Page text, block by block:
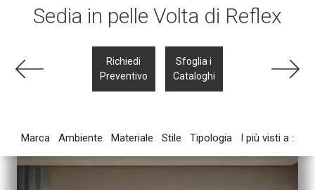
Sedia in pelle Volta di Reflex
Richiedi
Preventivo
Sfoglia i
Cataloghi
Marca Ambiente Materiale Stile Tipologia I più visti a :